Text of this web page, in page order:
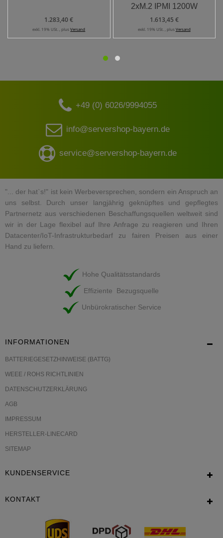
1.283,40 €
exkl. 19% USt. , plusVersand
2xM.2 IPMI 1200W
1.613,45 €
exkl. 19% USt. , plus Versand
+49 (0) 6026/9994055
info@servershop-bayern.de
service@servershop-bayern.de
"... der hat`s!" ist kein Werbeversprechen, sondern ein Anspruch an
uns selbst. Durch unser langjährig geknüpftes und gepflegtes
Partnernetz aus verschiedenen Beschaffungsquellen weltweit sind
wir in der Lage flexibel auf Ihre Anfrage zu reagieren und Ihren
Datacenter/IoT-Infrastrukturbedarf zu fairen Preisen aus einer
Hand zu liefern.
Hohe Qualitätsstandards
Effiziente Bezugsquelle
Unbürokratischer Service
INFORMATIONEN
BATTERIEGESETZHINWEISE (BATTG)
WEEE / ROHS RICHTLINIEN
DATENSCHUTZERKLÄRUNG
AGB
IMPRESSUM
HERSTELLER-LINECARD
SITEMAP
KUNDENSERVICE
KONTAKT